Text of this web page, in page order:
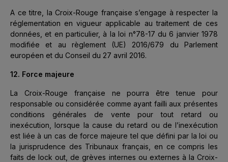
A ce titre, la Croix-Rouge française s’engage à respecter la
réglementation en vigueur applicable au traitement de ces
données, et en particulier, à la loi n°78-17 du 6 janvier 1978
modifiée et au règlement (UE) 2016/679 du Parlement
européen et du Conseil du 27 avril 2016.
12. Force majeure
La Croix-Rouge française ne pourra être tenue pour
responsable ou considérée comme ayant failli aux présentes
conditions générales de vente pour tout retard ou
inexécution, lorsque la cause du retard ou de l’inexécution
est liée à un cas de force majeure tel que défini par la loi ou
la jurisprudence des Tribunaux français, en ce compris les
faits de lock out, de grèves internes ou externes à la Croix-